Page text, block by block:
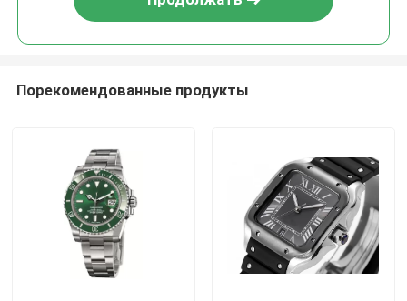
Порекомендованные продукты